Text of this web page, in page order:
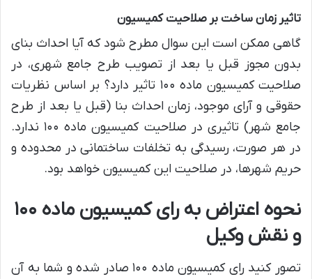
تاثیر زمان ساخت بر صلاحیت کمیسیون
گاهی ممکن است این سوال مطرح شود که آیا احداث بنای
بدون مجوز قبل یا بعد از تصویب طرح جامع شهری، در
صلاحیت کمیسیون ماده ۱۰۰ تاثیر دارد؟ بر اساس نظریات
حقوقی و آرای موجود، زمان احداث بنا (قبل یا بعد از طرح
جامع شهر) تاثیری در صلاحیت کمیسیون ماده ۱۰۰ ندارد.
در هر صورت، رسیدگی به تخلفات ساختمانی در محدوده و
حریم شهرها، در صلاحیت این کمیسیون خواهد بود.
نحوه اعتراض به رای کمیسیون ماده ۱۰۰
و نقش وکیل
تصور کنید رای کمیسیون ماده ۱۰۰ صادر شده و شما به آن